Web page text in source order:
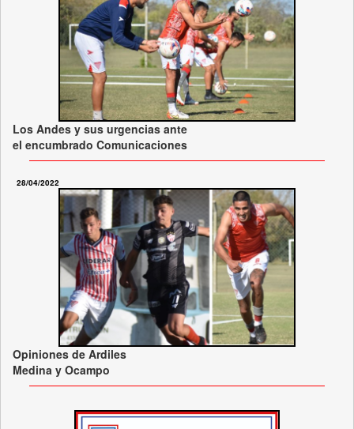
Los Andes y sus urgencias ante
el encumbrado Comunicaciones
28/04/2022
Opiniones de Ardiles
Medina y Ocampo